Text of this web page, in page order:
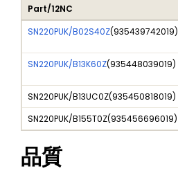
Part/12NC
SN220PUK/B02S40Z(935439742019)
SN220PUK/B13K60Z(935448039019)
SN220PUK/B13UC0Z(935450818019)
SN220PUK/B155T0Z(935456696019)
品質